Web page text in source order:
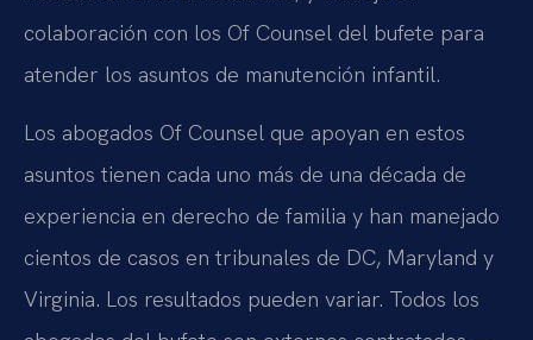
colaboración con los Of Counsel del bufete para
atender los asuntos de manutención infantil.
Los abogados Of Counsel que apoyan en estos
asuntos tienen cada uno más de una década de
experiencia en derecho de familia y han manejado
cientos de casos en tribunales de DC, Maryland y
Virginia. Los resultados pueden variar. Todos los